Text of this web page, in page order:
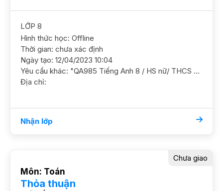
LỚP 8
Hình thức học: Offline
Thời gian: chưa xác định
Ngày tạo: 12/04/2023 10:04
Yêu cầu khác: "QA985 Tiếng Anh 8 / HS nữ/ THCS Đoàn Thị Điểm/ Đang học cuối B1, đầu B2, HS chỉ học ở trường ko đi học thêm, điểm trên lớp đang khoảng 7-7,5. Cần ôn luyện t hêm ngữ pháp, mục tiêu duy trì điểm trên lớp 8-9 GS nữ. ĐC Vũ Tông Phan- Thanh Xuân Dự kiến học 1b/tuần (có thể tăng thêm). Mong muốn GS dạy được lâu dài"
Địa chỉ:
Nhận lớp
Môn: Toán
Thỏa thuận
Chưa giao